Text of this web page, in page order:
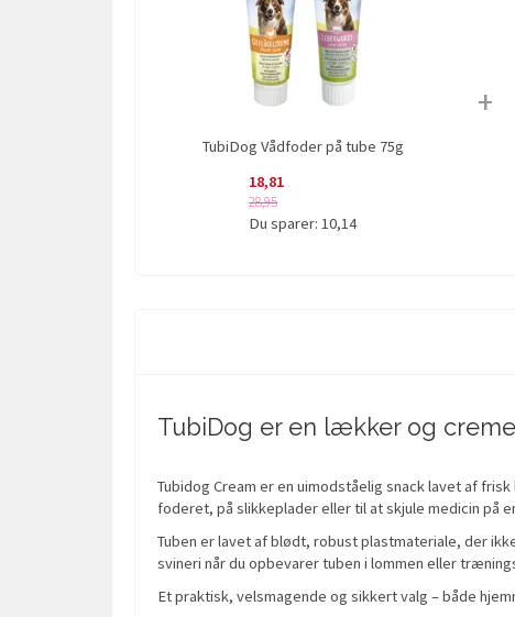
TubiDog Vådfoder på tube 75g
18,81
28,95
Du sparer:10,14
+
TubiDog er en lækker og
Tubidog Cream er en uimodståelig snack lavet af
foderet, på slikkeplader eller til at skjule medicin på
Tuben er lavet af blødt, robust plastmateriale, der
svineri når du opbevarer tuben i lommen eller
Et praktisk, velsmagende og sikkert valg – både